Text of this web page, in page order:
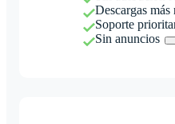
Descargas más
Soporte
Sin anuncios